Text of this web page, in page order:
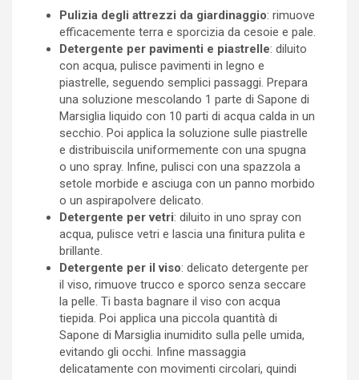
Pulizia degli attrezzi da giardinaggio: rimuove
efficacemente terra e sporcizia da cesoie e pale.
Detergente per pavimenti e piastrelle: diluito
con acqua, pulisce pavimenti in legno e
piastrelle, seguendo semplici passaggi. Prepara
una soluzione mescolando 1 parte di Sapone di
Marsiglia liquido con 10 parti di acqua calda in un
secchio. Poi applica la soluzione sulle piastrelle
e distribuiscila uniformemente con una spugna
o uno spray. Infine, pulisci con una spazzola a
setole morbide e asciuga con un panno morbido
o un aspirapolvere delicato.
Detergente per vetri: diluito in uno spray con
acqua, pulisce vetri e lascia una finitura pulita e
brillante.
Detergente per il viso: delicato detergente per
il viso, rimuove trucco e sporco senza seccare
la pelle. Ti basta bagnare il viso con acqua
tiepida. Poi applica una piccola quantità di
Sapone di Marsiglia inumidito sulla pelle umida,
evitando gli occhi. Infine massaggia
delicatamente con movimenti circolari, quindi